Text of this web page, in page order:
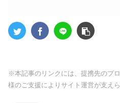
※本記事のリンクには、提携先のプ
様のご支援によりサイト運営が支えら